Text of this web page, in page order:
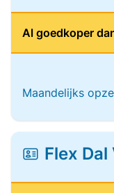
Al goedkoper
Maandelijks
Flex